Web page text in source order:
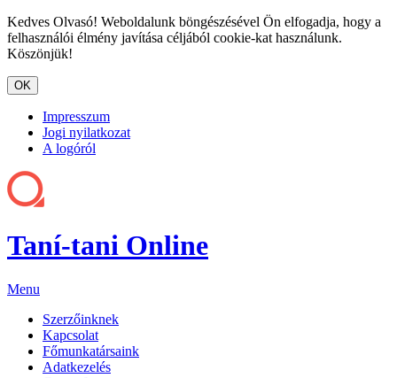
Kedves Olvasó! Weboldalunk böngészésével Ön elfogadja, hogy a
felhasználói élmény javítása céljából cookie-kat használunk.
Köszönjük!
Impresszum
Jogi nyilatkozat
A logóról
Taní-tani Online
Menu
Szerzőinknek
Kapcsolat
Főmunkatársaink
Adatkezelés